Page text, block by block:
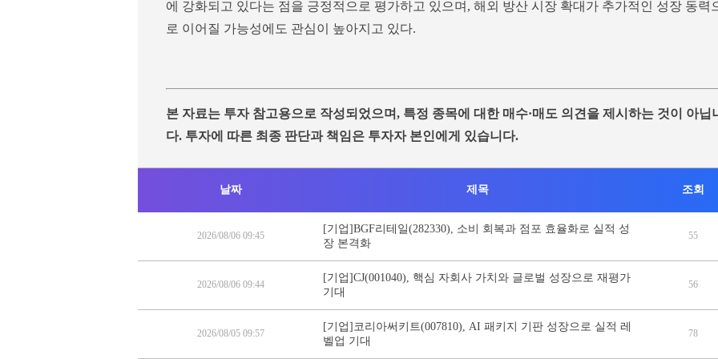
에 강화되고 있다는 점을 긍정적으로 평가하고 있으며, 해외 방산 시장 확대가 추가적인 성장 동력
로 이어질 가능성에도 관심이 높아지고 있다.
본 자료는 투자 참고용으로 작성되었으며, 특정 종목에 대한 매수·매도 의견을 제시하는 것이 아닙
다. 투자에 따른 최종 판단과 책임은 투자자 본인에게 있습니다.
날짜 제목 조회
2026/08/06 09:45
[기업]BGF리테일(282330), 소비 회복과 점포 효율화로 실적 성
장 본격화
55
2026/08/06 09:44
[기업]CJ(001040), 핵심 자회사 가치와 글로벌 성장으로 재평가
기대
56
2026/08/05 09:57
[기업]코리아써키트(007810), AI 패키지 기판 성장으로 실적 레
벨업 기대
78